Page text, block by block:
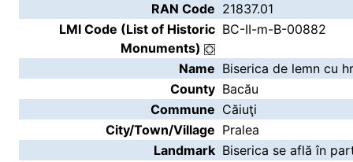
RAN Code 21837.01
LMI Code (List of Historic
Monuments)
BC-II-m-B-00882
Name Biserica de lemn cu
County Bacău
Commune Căiuţi
City/Town/Village Pralea
Landmark Biserica se află în